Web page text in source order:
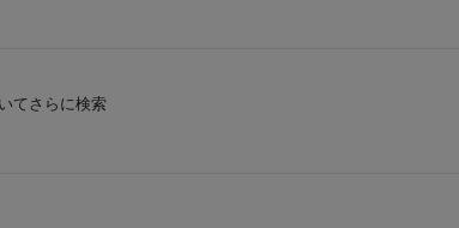
てさらに検索